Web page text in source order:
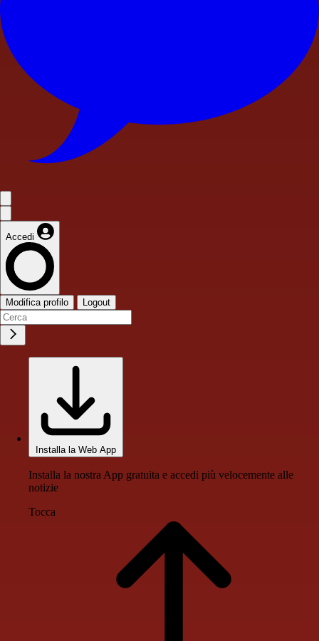
Accedi
Modifica profilo Logout
Installa la Web App
Installa la nostra App gratuita e accedi più velocemente alle
notizie
Tocca